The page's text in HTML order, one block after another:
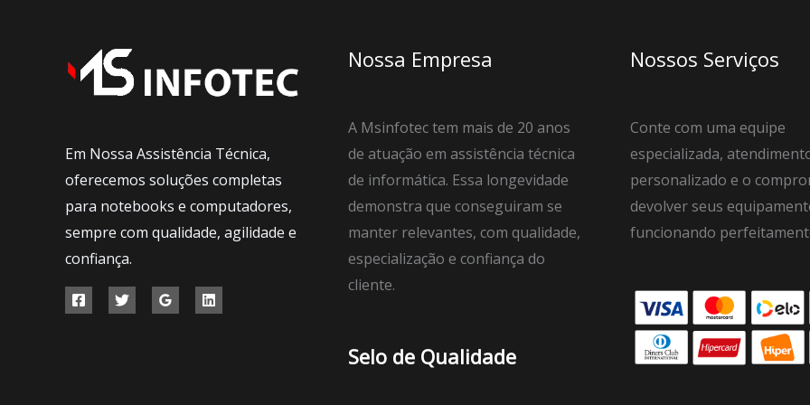
Em Nossa Assistência Técnica,
oferecemos soluções completas
para notebooks e computadores,
sempre com qualidade, agilidade e
confiança.
Nossa Empresa
A Msinfotec tem mais de 20 anos
de atuação em assistência técnica
de informática. Essa longevidade
demonstra que conseguiram se
manter relevantes, com qualidade,
especialização e confiança do
cliente.
Selo de Qualidade
Nossos Serviços
Conte com uma equipe
especializada,
personalizado e o
devolver seus
funcionando